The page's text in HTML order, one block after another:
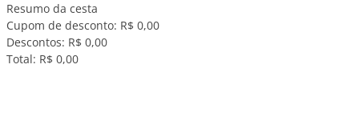
Resumo da cesta
Cupom de desconto: R$ 0,00
Descontos: R$ 0,00
Total: R$ 0,00